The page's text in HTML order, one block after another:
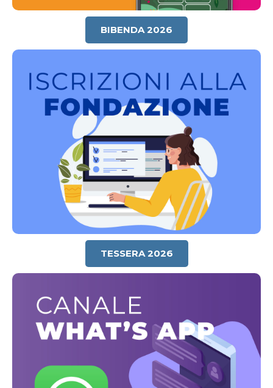
BIBENDA 2026
TESSERA 2026